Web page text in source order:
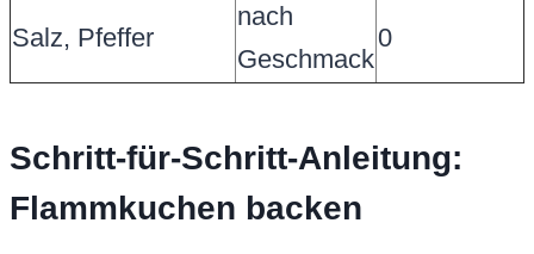
Salz, Pfeffer
nach
Geschmack
0
Schritt-für-Schritt-Anleitung:
Flammkuchen backen